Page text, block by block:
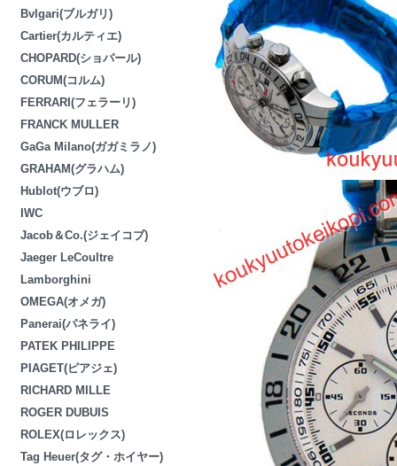
Bvlgari(ブルガリ)
Cartier(カルティエ)
CHOPARD(ショパール)
CORUM(コルム)
FERRARI(フェラーリ)
FRANCK MULLER
GaGa Milano(ガガミラノ)
GRAHAM(グラハム)
Hublot(ウブロ)
IWC
Jacob＆Co.(ジェイコブ)
Jaeger LeCoultre
Lamborghini
OMEGA(オメガ)
Panerai(パネライ)
PATEK PHILIPPE
PIAGET(ピアジェ)
RICHARD MILLE
ROGER DUBUIS
ROLEX(ロレックス)
Tag Heuer(タグ・ホイヤー)